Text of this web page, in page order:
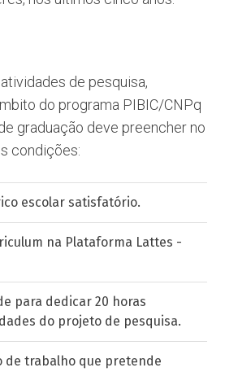
de pesquisa,
do programa PIBIC/CNPq
graduação deve preencher no
condições:
escolar satisfatório.
na Plataforma Lattes -
para dedicar 20 horas
do projeto de pesquisa.
de trabalho que pretende